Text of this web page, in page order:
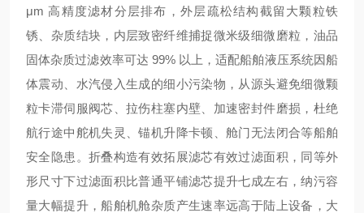
μm 高精度滤材分层排布，外层疏松结构截留大颗粒铁
锈、杂质结块，内层致密纤维捕捉微米级细微磨粒，油品
固体杂质过滤效率可达 99% 以上，适配船舶液压系统因船
体震动、水汽侵入生成的细小污染物，从源头避免细微颗
粒卡滞伺服阀芯、拉伤柱塞内壁、加速密封件磨损，杜绝
航行途中舵机失灵、锚机升降卡顿、舱门无法闭合等船舶
安全隐患。折叠构造有效拓展滤芯有效过滤面积，同等外
形尺寸下过滤面积比普通平铺滤芯提升七成左右，纳污容
量大幅提升，船舶机舱杂质产生速率远高于陆上设备，大